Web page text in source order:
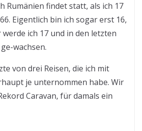
Rumänien findet statt, als ich 17
Eigentlich bin ich sogar erst 16,
ich 17 und in den letzten
wachsen.
von drei Reisen, die ich mit
je unternommen habe. Wir
Caravan, für damals ein